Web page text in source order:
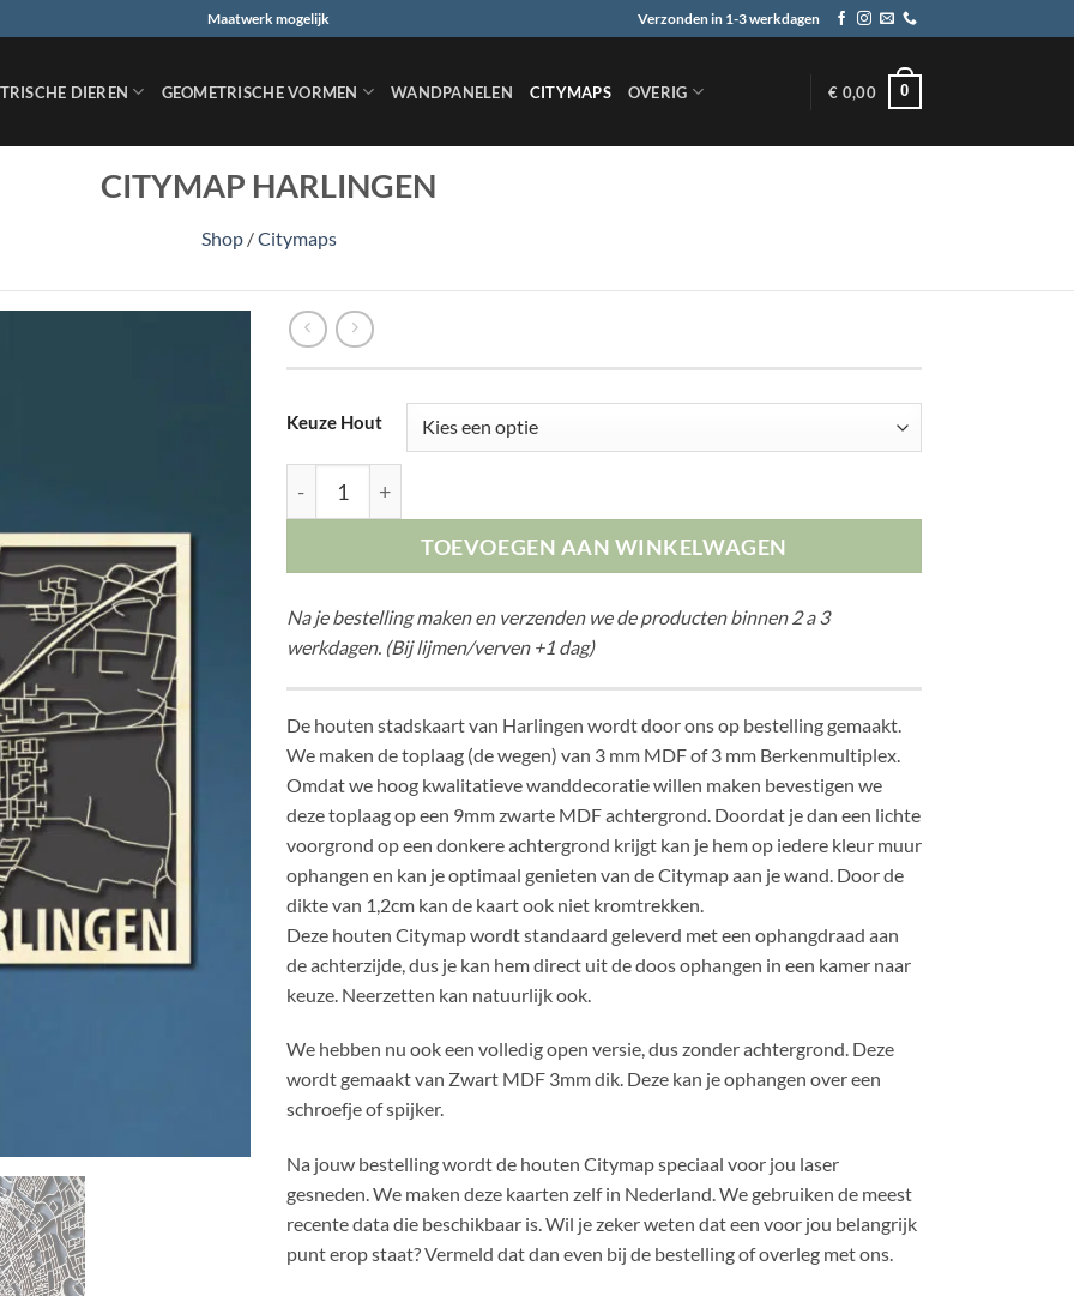
Maatwerk mogelijk Verzonden in 1-3 werkdagen
DIEREN GEOMETRISCHE VORMEN WANDPANELEN CITYMAPS OVERIG € 0,00 0
CITYMAP HARLINGEN
Shop /Citymaps
Keuze Hout
Citymap Harlingen aantal
TOEVOEGEN AAN WINKELWAGEN
Na je bestelling maken en verzenden we de producten binnen 2 a 3
werkdagen. (Bij lijmen/verven +1 dag)
De houten stadskaart van Harlingen wordt door ons op bestelling gemaakt.
We maken de toplaag (de wegen) van 3 mm MDF of 3 mm Berkenmultiplex.
Omdat we hoog kwalitatieve wanddecoratie willen maken bevestigen we
deze toplaag op een 9mm zwarte MDF achtergrond. Doordat je dan een lichte
voorgrond op een donkere achtergrond krijgt kan je hem op iedere kleur muur
ophangen en kan je optimaal genieten van de Citymap aan je wand. Door de
dikte van 1,2cm kan de kaart ook niet kromtrekken.
Deze houten Citymap wordt standaard geleverd met een ophangdraad aan
de achterzijde, dus je kan hem direct uit de doos ophangen in een kamer naar
keuze. Neerzetten kan natuurlijk ook.
We hebben nu ook een volledig open versie, dus zonder achtergrond. Deze
wordt gemaakt van Zwart MDF 3mm dik. Deze kan je ophangen over een
schroefje of spijker.
Na jouw bestelling wordt de houten Citymap speciaal voor jou laser
gesneden. We maken deze kaarten zelf in Nederland. We gebruiken de meest
recente data die beschikbaar is. Wil je zeker weten dat een voor jou belangrijk
punt erop staat? Vermeld dat dan even bij de bestelling of overleg met ons.